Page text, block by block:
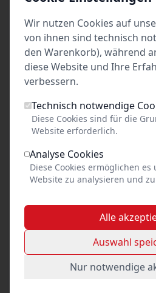
Stand
vom: Di 21. Juli 2026 21:10
erstellt von: Kleines Theater
19 €
Wir nutzen Cookies auf
von ihnen sind technisch
den Warenkorb), während
diese Website und Ihre
verbessern.
Technisch notwendige
Diese Cookies sind für die
Website erforderlich.
Analyse Cookies
Diese Cookies ermöglichen
Website zu analysieren und
Alle
Auswahl
Nur notwendige